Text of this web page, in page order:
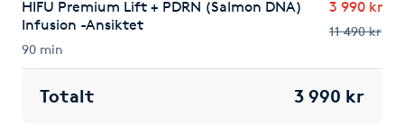
Brynfärgning
Brynplockning
HIFU Premium Lift + PDRN (Salmon DNA)
Infusion -Ansiktet
90 min
3 990 kr
11 490 kr
Totalt 3 990 kr